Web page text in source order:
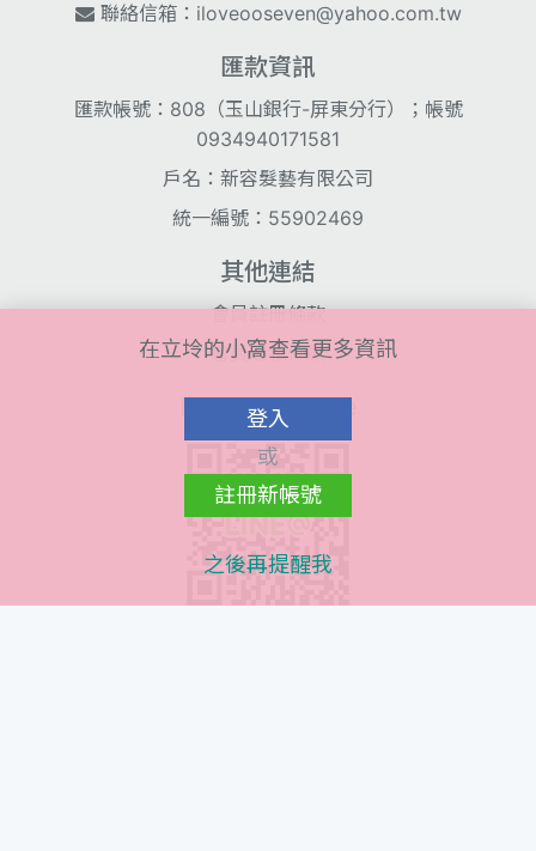
聯絡信箱： iloveooseven@yahoo.com.tw
匯款資訊
匯款帳號：808（玉山銀行-屏東分行）；帳號
0934940171581
戶名：新容髮藝有限公司
統一編號：55902469
其他連結
會員註冊條款
會員隱私條款
Line@ QR Code
在立坽的小窩查看更多資訊
登入
或
註冊新帳號
之後再提醒我